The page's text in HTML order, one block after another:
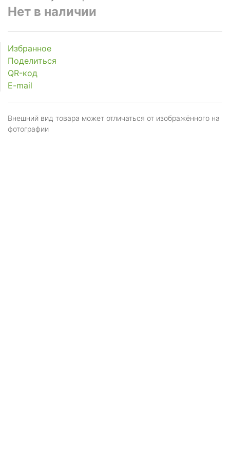
Нет в наличии
Избранное
Поделиться
QR-код
E-mail
Внешний вид товара может отличаться от изображённого на
фотографии